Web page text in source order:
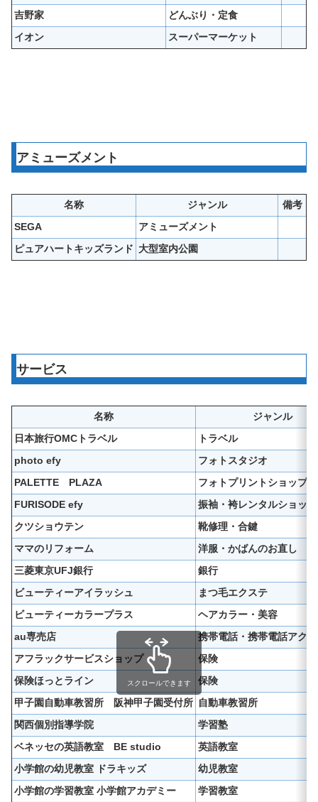
吉野家 どんぶり・定食
イオン スーパーマーケット
アミューズメント
名称 ジャンル 備考
SEGA アミューズメント
ピュアハートキッズランド 大型室内公園
サービス
名称 ジャンル
日本旅行OMCトラベル トラベル
photo efy フォトスタジオ
PALETTE PLAZA フォトプリントショップ
FURISODE efy 振袖・袴レンタルショップ
クツショウテン 靴修理・合鍵
ママのリフォーム 洋服・かばんのお直し
三菱東京UFJ銀行 銀行
ビューティーアイラッシュ まつ毛エクステ
ビューティーカラープラス ヘアカラー・美容
au専売店 携帯電話・携帯電話アク
アフラックサービスショップ 保険
保険ほっとライン 保険
甲子園自動車教習所 阪神甲子園受付所 自動車教習所
関西個別指導学院 学習塾
ベネッセの英語教室 BE studio 英語教室
小学館の幼児教室 ドラキッズ 幼児教室
小学館の学習教室 小学館アカデミー 学習教室
スクロールできます